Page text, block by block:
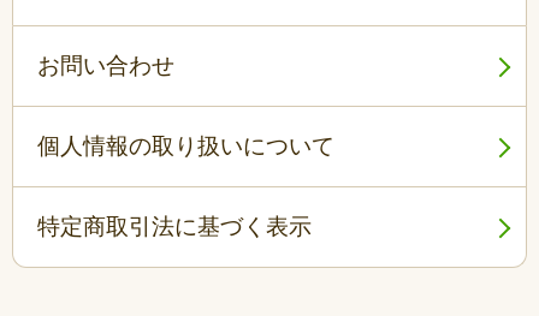
お問い合わせ
個人情報の取り扱いについて
特定商取引法に基づく表示